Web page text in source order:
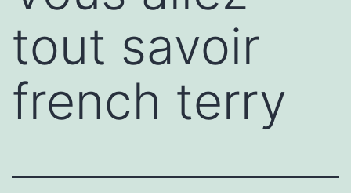
tout savoir
french terry